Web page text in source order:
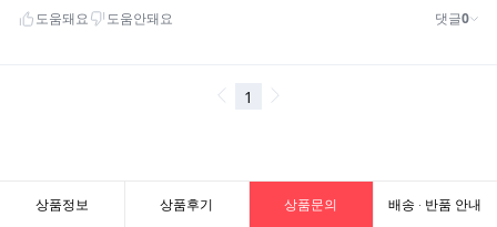
상품정보 상품후기 상품문의 배송 · 반품 안내